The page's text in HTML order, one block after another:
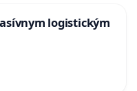
logistickým